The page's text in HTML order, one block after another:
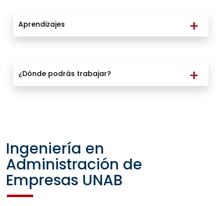
Aprendizajes
¿Dónde podrás trabajar?
Ingeniería en
Administración de
Empresas UNAB